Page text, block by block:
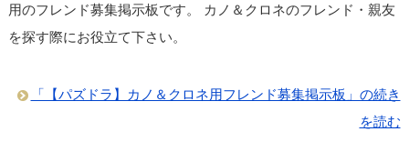
用のフレンド募集掲示板です。 カノ＆クロネのフレンド・親友
を探す際にお役立て下さい。
「【パズドラ】カノ＆クロネ用フレンド募集掲示板」の続き
を読む